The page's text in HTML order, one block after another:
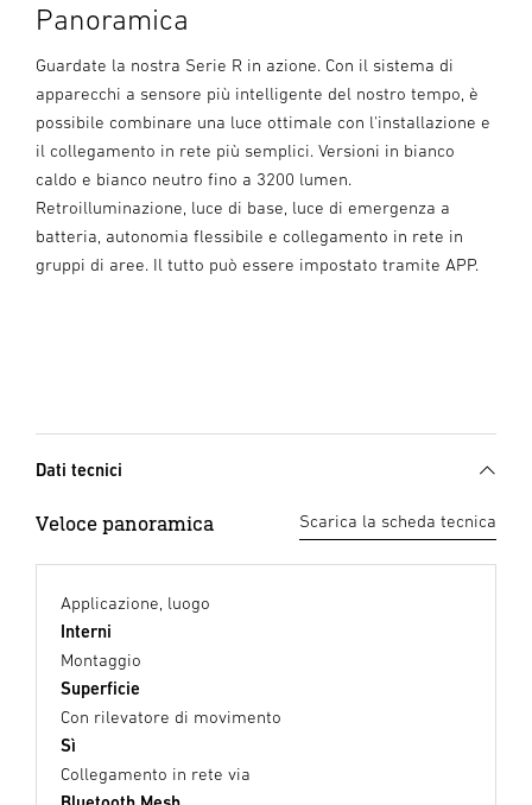
Panoramica
Guardate la nostra Serie R in azione. Con il sistema di
apparecchi a sensore più intelligente del nostro tempo, è
possibile combinare una luce ottimale con l'installazione e
il collegamento in rete più semplici. Versioni in bianco
caldo e bianco neutro fino a 3200 lumen.
Retroilluminazione, luce di base, luce di emergenza a
batteria, autonomia flessibile e collegamento in rete in
gruppi di aree. Il tutto può essere impostato tramite APP.
Dati tecnici
Veloce panoramica Scarica la scheda tecnica
Applicazione, luogo
Interni
Montaggio
Superficie
Con rilevatore di movimento
Sì
Collegamento in rete via